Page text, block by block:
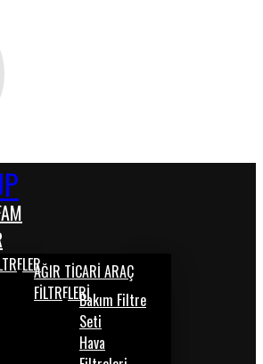
AĞIR TİCARİ ARAÇ
FİLTRELERİBakım Filtre
Seti
Hava